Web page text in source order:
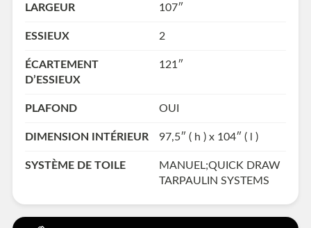
LARGEUR 107″
ESSIEUX 2
ÉCARTEMENT
D’ESSIEUX
121″
PLAFOND OUI
DIMENSION INTÉRIEUR 97,5″ ( h ) x 104″ ( l )
SYSTÈME DE TOILE
MANUEL;QUICK DRAW
TARPAULIN SYSTEMS